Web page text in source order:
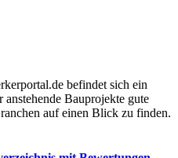
befindet sich ein
Bauprojekte gute
auf einen Blick zu finden.